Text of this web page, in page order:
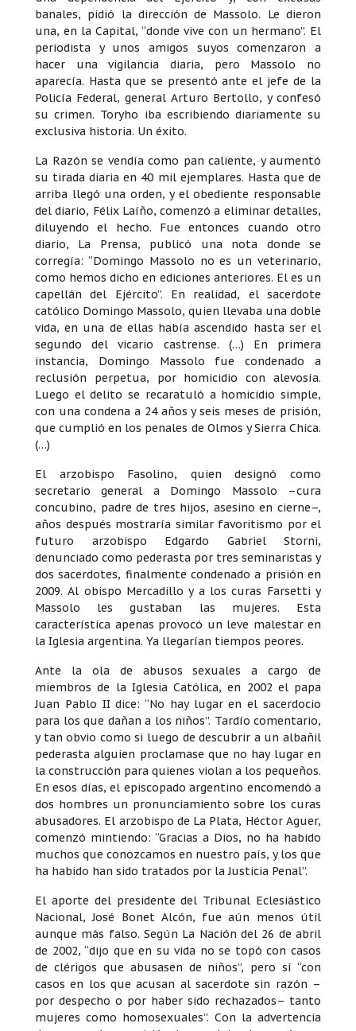
banales, pidió la dirección de Massolo. Le dieron
una, en la Capital, “donde vive con un hermano”. El
periodista y unos amigos suyos comenzaron a
hacer una vigilancia diaria, pero Massolo no
aparecía. Hasta que se presentó ante el jefe de la
Policía Federal, general Arturo Bertollo, y confesó
su crimen. Toryho iba escribiendo diariamente su
exclusiva historia. Un éxito.
La Razón se vendía como pan caliente, y aumentó
su tirada diaria en 40 mil ejemplares. Hasta que de
arriba llegó una orden, y el obediente responsable
del diario, Félix Laíño, comenzó a eliminar detalles,
diluyendo el hecho. Fue entonces cuando otro
diario, La Prensa, publicó una nota donde se
corregía: “Domingo Massolo no es un veterinario,
como hemos dicho en ediciones anteriores. El es un
capellán del Ejército”. En realidad, el sacerdote
católico Domingo Massolo, quien llevaba una doble
vida, en una de ellas había ascendido hasta ser el
segundo del vicario castrense. (…) En primera
instancia, Domingo Massolo fue condenado a
reclusión perpetua, por homicidio con alevosía.
Luego el delito se recaratuló a homicidio simple,
con una condena a 24 años y seis meses de prisión,
que cumplió en los penales de Olmos y Sierra Chica.
(…)
El arzobispo Fasolino, quien designó como
secretario general a Domingo Massolo –cura
concubino, padre de tres hijos, asesino en cierne–,
años después mostraría similar favoritismo por el
futuro arzobispo Edgardo Gabriel Storni,
denunciado como pederasta por tres seminaristas y
dos sacerdotes, finalmente condenado a prisión en
2009. Al obispo Mercadillo y a los curas Farsetti y
Massolo les gustaban las mujeres. Esta
característica apenas provocó un leve malestar en
la Iglesia argentina. Ya llegarían tiempos peores.
Ante la ola de abusos sexuales a cargo de
miembros de la Iglesia Católica, en 2002 el papa
Juan Pablo II dice: “No hay lugar en el sacerdocio
para los que dañan a los niños”. Tardío comentario,
y tan obvio como si luego de descubrir a un albañil
pederasta alguien proclamase que no hay lugar en
la construcción para quienes violan a los pequeños.
En esos días, el episcopado argentino encomendó a
dos hombres un pronunciamiento sobre los curas
abusadores. El arzobispo de La Plata, Héctor Aguer,
comenzó mintiendo: “Gracias a Dios, no ha habido
muchos que conozcamos en nuestro país, y los que
ha habido han sido tratados por la Justicia Penal”.
El aporte del presidente del Tribunal Eclesiástico
Nacional, José Bonet Alcón, fue aún menos útil
aunque más falso. Según La Nación del 26 de abril
de 2002, “dijo que en su vida no se topó con casos
de clérigos que abusasen de niños”, pero sí “con
casos en los que acusan al sacerdote sin razón –
por despecho o por haber sido rechazados– tanto
mujeres como homosexuales”. Con la advertencia